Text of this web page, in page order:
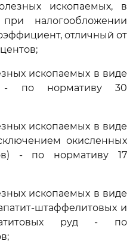
ископаемых, в
налогообложении
отличный от
ископаемых в виде
- по нормативу 30
ископаемых в виде
окисленных
- по нормативу 17
ископаемых в виде
штаффелитовых и
руд - по